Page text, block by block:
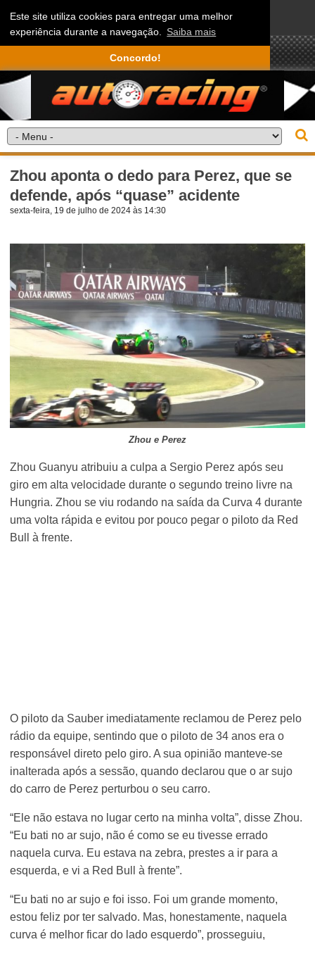
Este site utiliza cookies para entregar uma melhor
experiência durante a navegação. Saiba mais
Concordo!
Zhou aponta o dedo para Perez, que se
defende, após “quase” acidente
sexta-feira, 19 de julho de 2024 às 14:30
Zhou e Perez
Zhou Guanyu atribuiu a culpa a Sergio Perez após seu
giro em alta velocidade durante o segundo treino livre na
Hungria. Zhou se viu rodando na saída da Curva 4 durante
uma volta rápida e evitou por pouco pegar o piloto da Red
Bull à frente.
O piloto da Sauber imediatamente reclamou de Perez pelo
rádio da equipe, sentindo que o piloto de 34 anos era o
responsável direto pelo giro. A sua opinião manteve-se
inalterada após a sessão, quando declarou que o ar sujo
do carro de Perez perturbou o seu carro.
“Ele não estava no lugar certo na minha volta”, disse Zhou.
“Eu bati no ar sujo, não é como se eu tivesse errado
naquela curva. Eu estava na zebra, prestes a ir para a
esquerda, e vi a Red Bull à frente”.
“Eu bati no ar sujo e foi isso. Foi um grande momento,
estou feliz por ter salvado. Mas, honestamente, naquela
curva é melhor ficar do lado esquerdo”, prosseguiu,